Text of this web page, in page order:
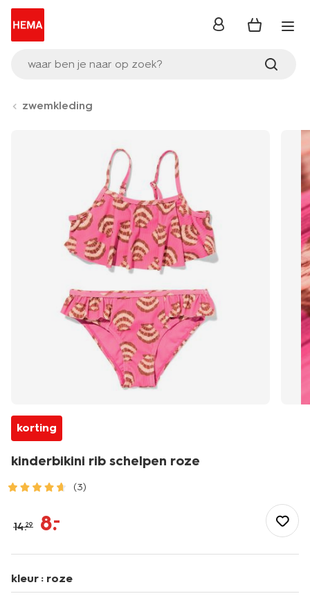
waar ben je naar op zoek?
inloggen
zwemkleding
korting
kinderbikini rib schelpen roze
(3)
badpakken/kinderbikini-
schelpen-
roze-
22260170PINK.html
14.29 8.–
kleur : roze